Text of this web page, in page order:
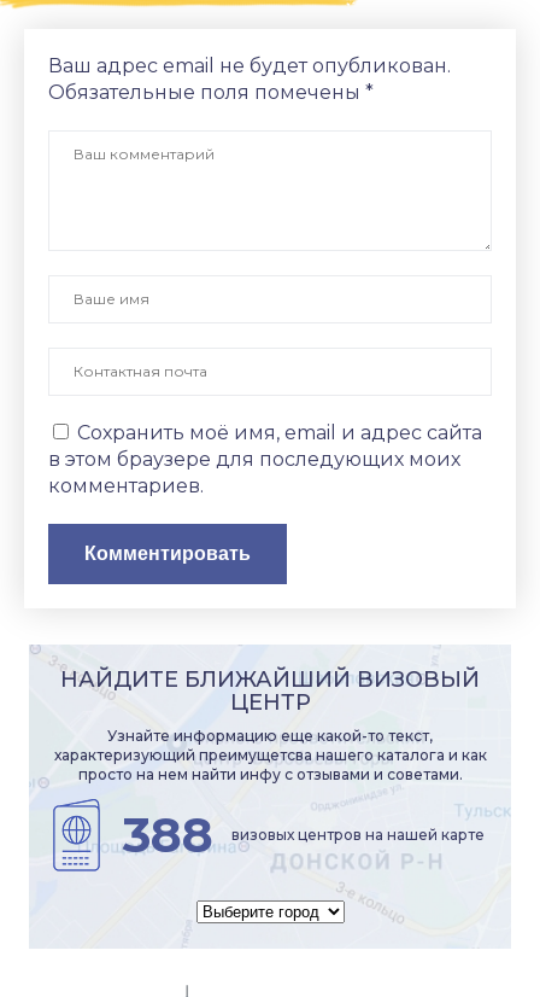
Ваш адрес email не будет опубликован.
Обязательные поля помечены *
Сохранить моё имя, email и адрес сайта
в этом браузере для последующих моих
комментариев.
НАЙДИТЕ БЛИЖАЙШИЙ ВИЗОВЫЙ
ЦЕНТР
Узнайте информацию еще какой-то текст,
характеризующий преимущетсва нашего каталога и как
просто на нем найти инфу с отзывами и советами.
388 визовых центров на нашей карте